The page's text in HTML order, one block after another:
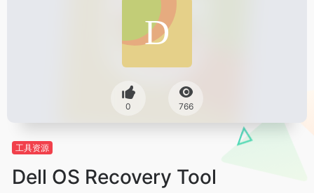
0 766
工具资源
Dell OS Recovery Tool